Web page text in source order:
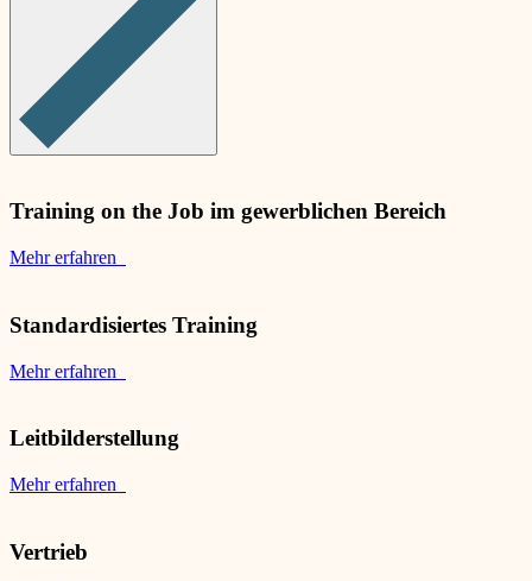
Training on the Job im gewerblichen Bereich
Mehr erfahren
Standardisiertes Training
Mehr erfahren
Leitbilderstellung
Mehr erfahren
Vertrieb